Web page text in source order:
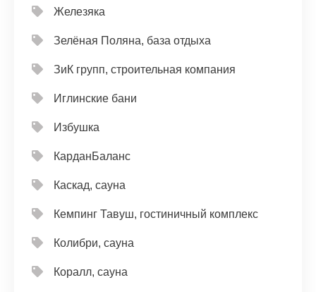
Железяка
Зелёная Поляна, база отдыха
ЗиК групп, строительная компания
Иглинские бани
Избушка
КарданБаланс
Каскад, сауна
Кемпинг Тавуш, гостиничный комплекс
Колибри, сауна
Коралл, сауна